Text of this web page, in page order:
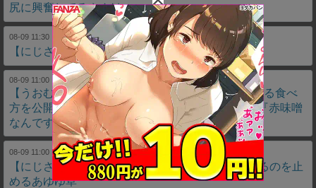
尻に興奮してるやんけ
08-09 11:30 Vtuberまとめるよ～ん
【にじさんじ】社「ヤバいこれ 闇のゲーム」
08-09 11:00 VTuberNews
【うおむすめ】ニジマス、サワラが1番美味しくなる食べ
方を公開『西京焼きめっっっちゃ美味いよね！』『赤味噌
なんですね』
08-09 11:00 Vtuberまとめるよ～ん
【にじさんじ】ののはがヴァロやlolをやろうとするのを止
めるあゆゆ草